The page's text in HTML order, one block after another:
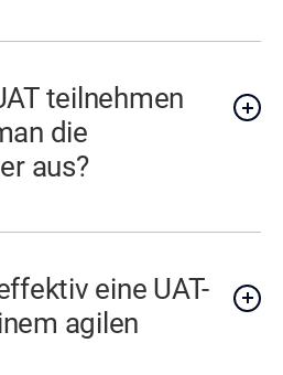
teilnehmen
die
aus?
eine UAT-
agilen